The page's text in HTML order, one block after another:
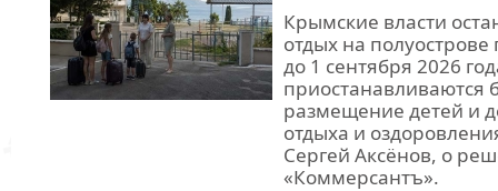
Крымские власти
отдых на
до 1 сентября 2026
размещение детей и
отдыха и
Сергей Аксёнов, о
«Коммерсантъ».